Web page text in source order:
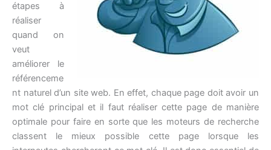
étapes à
réaliser
quand on
veut
améliorer le
référenceme
nt naturel d’un site web. En effet, chaque page doit avoir un
mot clé principal et il faut réaliser cette page de manière
optimale pour faire en sorte que les moteurs de recherche
classent le mieux possible cette page lorsque les